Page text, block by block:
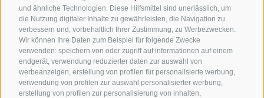
und ähnliche Technologien. Diese Hilfsmittel sind unerlässlich, um
die Nutzung digitaler Inhalte zu gewährleisten, die Navigation zu
verbessern und, vorbehaltlich Ihrer Zustimmung, zu Werbezwecken.
Wir können Ihre Daten zum Beispiel für folgende Zwecke
verwenden: speichern von oder zugriff auf informationen auf einem
endgerät, verwendung reduzierter daten zur auswahl von
werbeanzeigen, erstellung von profilen für personalisierte werbung,
verwendung von profilen zur auswahl personalisierter werbung,
erstellung von profilen zur personalisierung von inhalten,